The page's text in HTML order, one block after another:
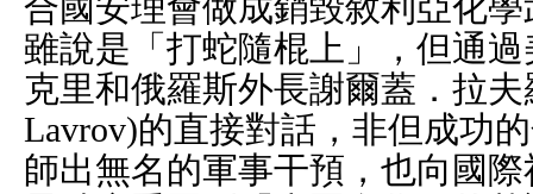
雖說是「打蛇隨棍上」，但通
克里和俄羅斯外長謝爾蓋．拉夫
Lavrov)的直接對話，非但成功
師出無名的軍事干預，也向國